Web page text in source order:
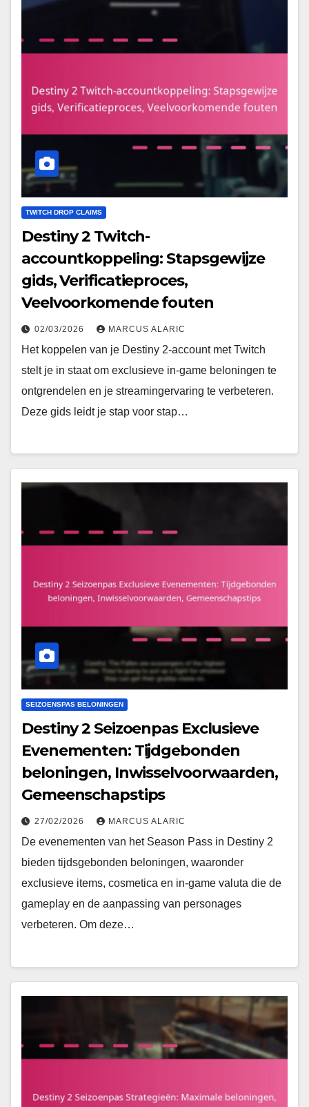
TWITCH DROP CLAIMS
Destiny 2 Twitch-
accountkoppeling: Stapsgewijze
gids, Verificatieproces,
Veelvoorkomende fouten
02/03/2026 MARCUS ALARIC
Het koppelen van je Destiny 2-account met Twitch
stelt je in staat om exclusieve in-game beloningen te
ontgrendelen en je streamingervaring te verbeteren.
Deze gids leidt je stap voor stap…
SEIZOENSPAS BELONINGEN
Destiny 2 Seizoenpas Exclusieve
Evenementen: Tijdgebonden
beloningen, Inwisselvoorwaarden,
Gemeenschapstips
27/02/2026 MARCUS ALARIC
De evenementen van het Season Pass in Destiny 2
bieden tijdsgebonden beloningen, waaronder
exclusieve items, cosmetica en in-game valuta die de
gameplay en de aanpassing van personages
verbeteren. Om deze…